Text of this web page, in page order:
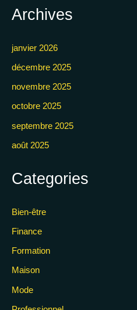
Archives
janvier 2026
décembre 2025
novembre 2025
octobre 2025
septembre 2025
août 2025
Categories
Bien-être
Finance
Formation
Maison
Mode